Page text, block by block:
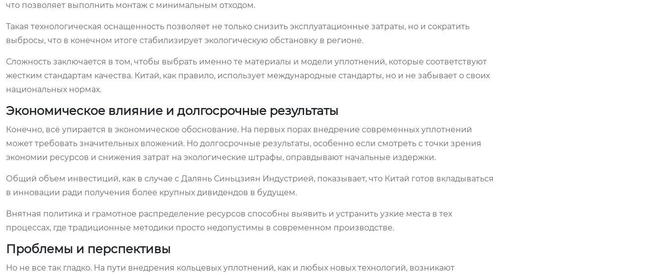
что позволяет выполнить монтаж с минимальным отходом.
Такая технологическая оснащенность позволяет не только снизить эксплуатационные затраты, но и сократить
выбросы, что в конечном итоге стабилизирует экологическую обстановку в регионе.
Сложность заключается в том, чтобы выбрать именно те материалы и модели уплотнений, которые соответствуют
жестким стандартам качества. Китай, как правило, использует международные стандарты, но и не забывает о своих
национальных нормах.
Экономическое влияние и долгосрочные результаты
Конечно, всё упирается в экономическое обоснование. На первых порах внедрение современных уплотнений
может требовать значительных вложений. Но долгосрочные результаты, особенно если смотреть с точки зрения
экономии ресурсов и снижения затрат на экологические штрафы, оправдывают начальные издержки.
Общий объем инвестиций, как в случае с Далянь Синьцзиян Индустрией, показывает, что Китай готов вкладываться
в инновации ради получения более крупных дивидендов в будущем.
Внятная политика и грамотное распределение ресурсов способны выявить и устранить узкие места в тех
процессах, где традиционные методики просто недопустимы в современном производстве.
Проблемы и перспективы
Но не все так гладко. На пути внедрения кольцевых уплотнений, как и любых новых технологий, возникают